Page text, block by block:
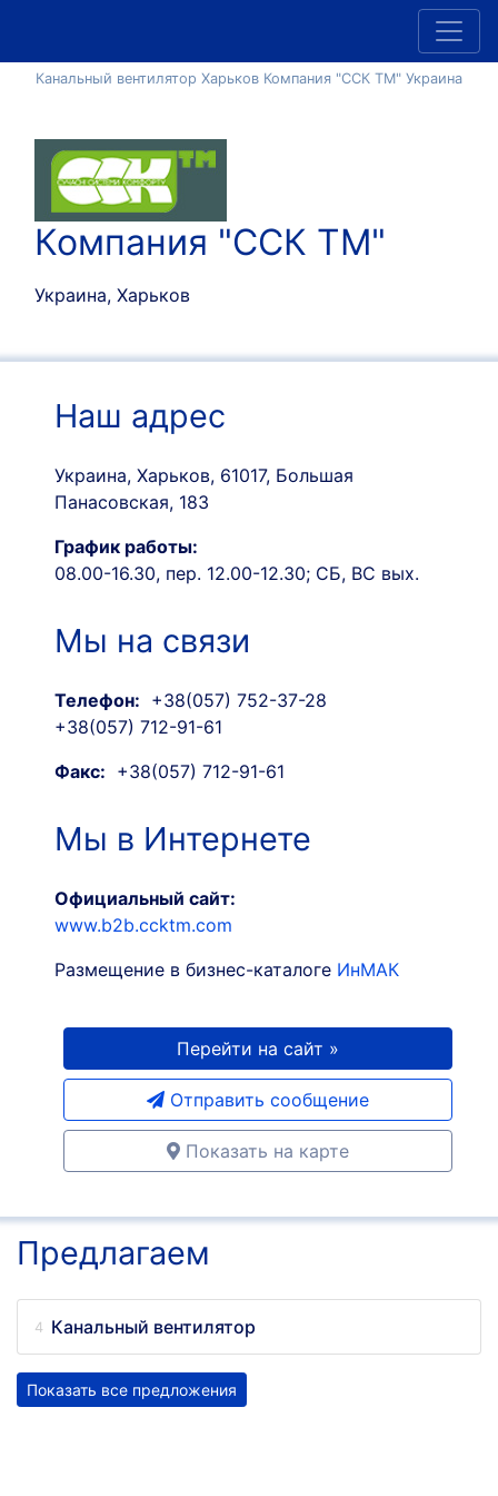
Канальный вентилятор Харьков Компания "ССК ТМ" Украина
Компания "ССК ТМ"
Украина, Харьков
Наш адрес
Украина, Харьков, 61017, Большая
Панасовская, 183
График работы:
08.00-16.30, пер. 12.00-12.30; СБ, ВС вых.
Мы на связи
Телефон: +38(057) 752-37-28
+38(057) 712-91-61
Факс: +38(057) 712-91-61
Мы в Интернете
Официальный сайт:
www.b2b.ccktm.com
Размещение в бизнес-каталоге ИнМАК
Перейти на сайт »
Отправить сообщение
Показать на карте
Предлагаем
Канальный вентилятор
Показать все предложения